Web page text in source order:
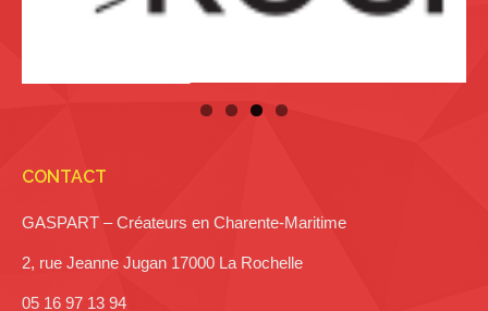
CONTACT
GASPART – Créateurs en Charente-Maritime
2, rue Jeanne Jugan 17000 La Rochelle
05 16 97 13 94